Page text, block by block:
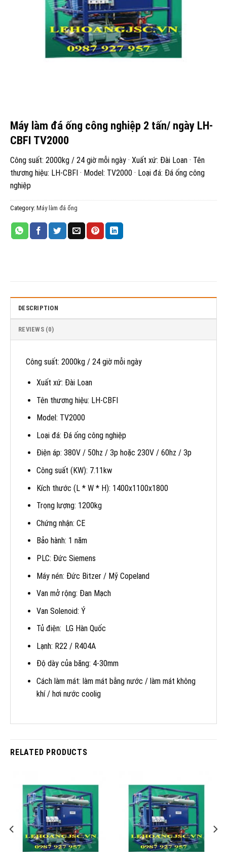
Máy làm đá ống công nghiệp 2 tấn/ ngày LH-
CBFI TV2000
Công suất: 2000kg / 24 giờ mỗi ngày · Xuất xứ: Đài Loan · Tên
thương hiệu: LH-CBFI · Model: TV2000 · Loại đá: Đá ống công
nghiệp
Category: Máy làm đá ống
DESCRIPTION
REVIEWS (0)
Công suất: 2000kg / 24 giờ mỗi ngày
Xuất xứ: Đài Loan
Tên thương hiệu: LH-CBFI
Model: TV2000
Loại đá: Đá ống công nghiệp
Điện áp: 380V / 50hz / 3p hoặc 230V / 60hz / 3p
Công suất (KW): 7.11kw
Kích thước (L * W * H): 1400x1100x1800
Trọng lượng: 1200kg
Chứng nhận: CE
Bảo hành: 1 năm
PLC: Đức Siemens
Máy nén: Đức Bitzer / Mỹ Copeland
Van mở rộng: Đan Mạch
Van Solenoid: Ý
Tủ điện: LG Hàn Quốc
Lạnh: R22 / R404A
Độ dày của băng: 4-30mm
Cách làm mát: làm mát bằng nước / làm mát không
khí / hơi nước coolig
RELATED PRODUCTS